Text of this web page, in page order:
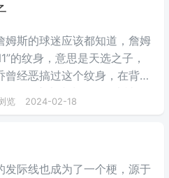
姆斯的球迷应该都知道，詹姆
的纹身，意思是天选之子，
经恶搞过这个纹身，在背上
身，这也成为了民间大神一
览 2024-02-18
发际线也成为了一个梗，源于